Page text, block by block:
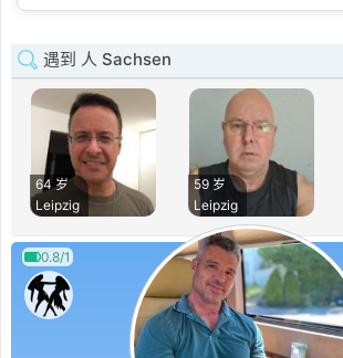
💕
遇到 人 Sachsen
64 岁
Leipzig
59 岁
Leipzig
0.8/1